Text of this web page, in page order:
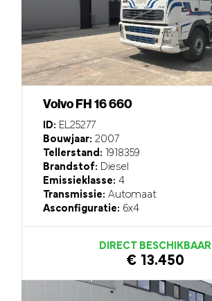
Volvo FH 16 660
ID: EL25277
Bouwjaar: 2007
Tellerstand: 1918359
Brandstof: Diesel
Emissieklasse: 4
Transmissie: Automaat
Asconfiguratie: 6x4
DIRECT BESCHIKBAAR
€ 13.450